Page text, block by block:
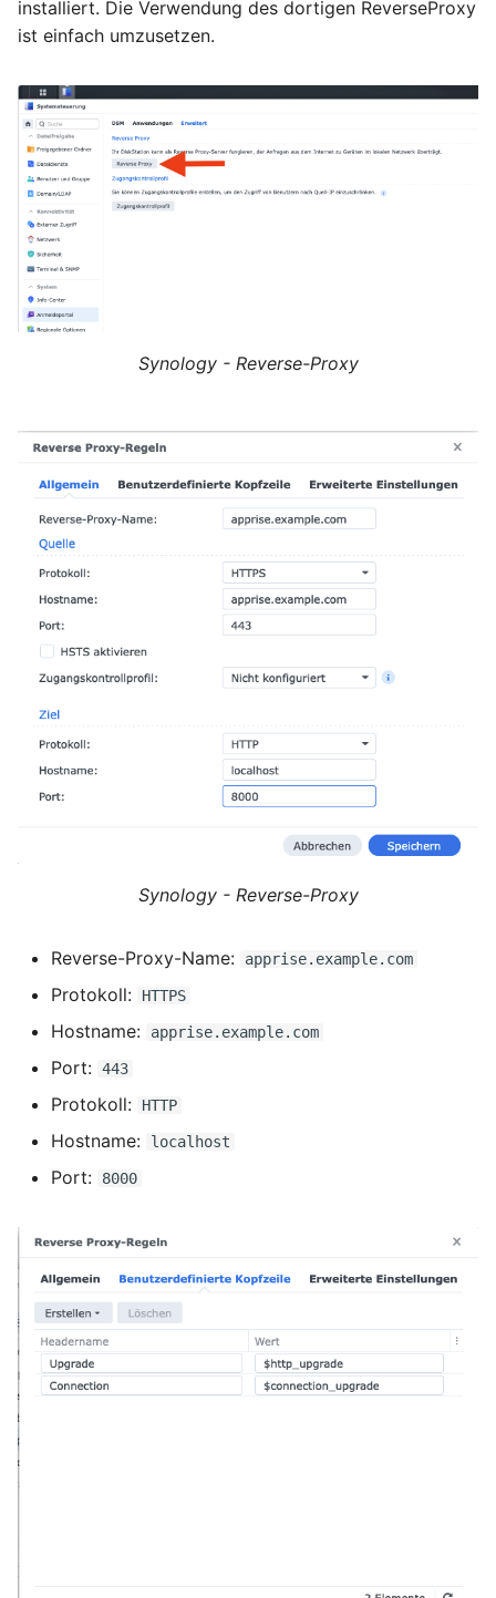
installiert. Die Verwendung des dortigen ReverseProxy
ist einfach umzusetzen.
Synology - Reverse-Proxy
Synology - Reverse-Proxy
Reverse-Proxy-Name: apprise.example.com
Protokoll: HTTPS
Hostname: apprise.example.com
Port: 443
Protokoll: HTTP
Hostname: localhost
Port: 8000